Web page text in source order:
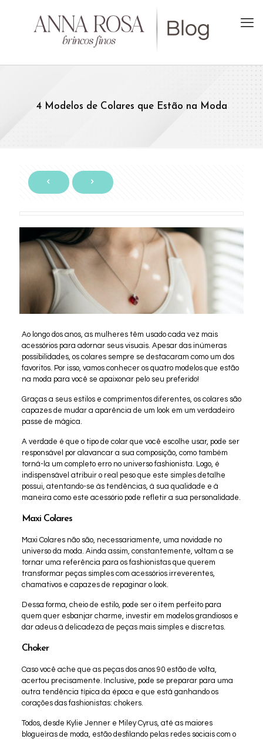
4 Modelos de Colares que Estão na Moda
Ao longo dos anos, as mulheres têm usado cada vez mais
acessórios para adornar seus visuais. Apesar das inúmeras
possibilidades, os colares sempre se destacaram como um dos
favoritos. Por isso, vamos conhecer os quatro modelos que estão
na moda para você se apaixonar pelo seu preferido!
Graças a seus estilos e comprimentos diferentes, os colares são
capazes de mudar a aparência de um look em um verdadeiro
passe de mágica.
A verdade é que o tipo de colar que você escolhe usar, pode ser
responsável por alavancar a sua composição, como também
torná-la um completo erro no universo fashionista. Logo, é
indispensável atribuir o real peso que este simples detalhe
possui, atentando-se às tendências, à sua qualidade e à
maneira como este acessório pode refletir a sua personalidade.
Maxi Colares
Maxi Colares não são, necessariamente, uma novidade no
universo da moda. Ainda assim, constantemente, voltam a se
tornar uma referência para os fashionistas que querem
transformar peças simples com acessórios irreverentes,
chamativos e capazes de repaginar o look.
Dessa forma, cheio de estilo, pode ser o item perfeito para
quem quer esbanjar charme, investir em modelos grandiosos e
dar adeus à delicadeza de peças mais simples e discretas.
Choker
Caso você ache que as peças dos anos 90 estão de volta,
acertou precisamente. Inclusive, pode se preparar para uma
outra tendência típica da época e que está ganhando os
corações das fashionistas: chokers.
Todos, desde Kylie Jenner e Miley Cyrus, até as maiores
blogueiras de moda, estão desfilando pelas redes sociais com o